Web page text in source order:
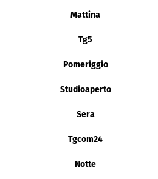
Mattina
Tg5
Pomeriggio
Studioaperto
Sera
Tgcom24
Notte